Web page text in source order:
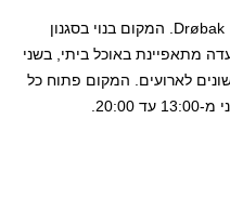
מסעדה יוצאת דופן ונעימה במיוחד ב- Drøbak. המקום בנוי בסגנון
מתאפיינת באוכל ביתי, בשני
לארועים. המקום פתוח כל